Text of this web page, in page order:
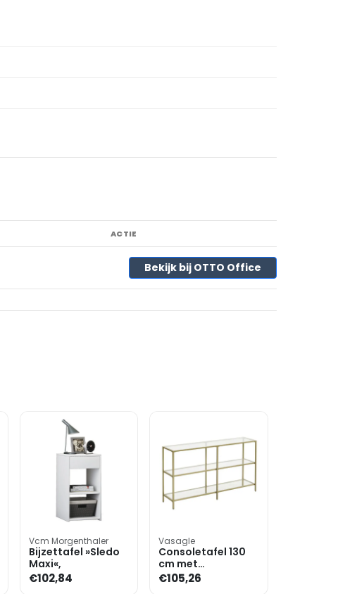
ACTIE
Bekijk bij OTTO Office
Vcm Morgenthaler
Bijzettafel »Sledo
Maxi«,
€102,84
Vasagle
Consoletafel 130
cm met
zespootsonderstel
€105,26